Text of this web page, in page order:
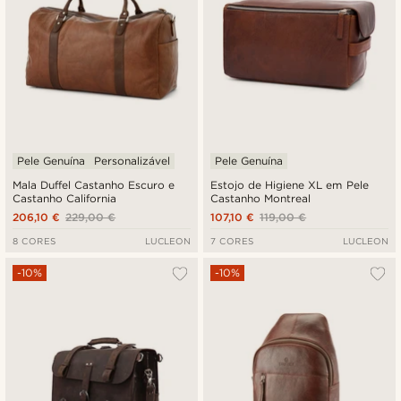
Mala Duffel Castanho Escuro e
Castanho California
Pele Genuína Personalizável
229,00 €
206,10 €
8 CORES LUCLEON
Estojo de Higiene XL em Pele
Castanho Montreal
Pele Genuína
119,00 €
107,10 €
7 CORES LUCLEON
-10% -10%